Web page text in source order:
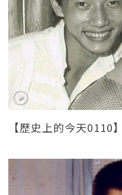
【歷史上的今天0110